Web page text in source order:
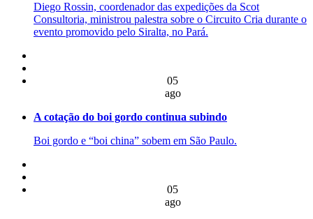
Diego Rossin, coordenador das expedições da Scot
Consultoria, ministrou palestra sobre o Circuito Cria durante o
evento promovido pelo Siralta, no Pará.
05
ago
A cotação do boi gordo continua subindo
Boi gordo e “boi china” sobem em São Paulo.
05
ago